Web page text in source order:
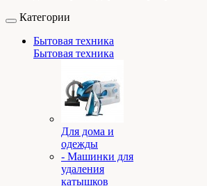
Категории
Бытовая техника
Бытовая техника
Для дома и
одежды
- Машинки для
удаления
катышков